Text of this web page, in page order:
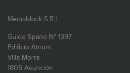
Mediablock S.R.L.
Guido Spano N° 1397
Edificio Atrium
Villa Morra
1805 Asunción